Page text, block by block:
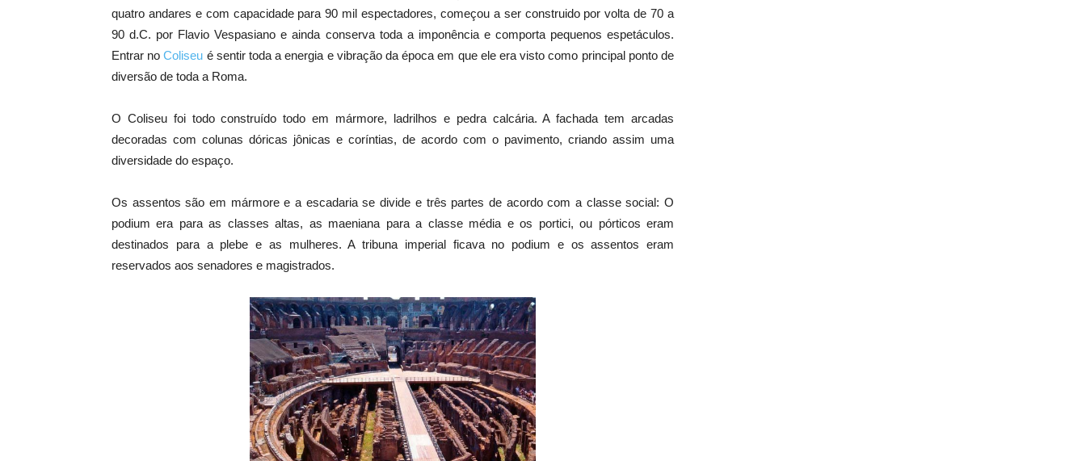
quatro andares e com capacidade para 90 mil espectadores, começou a ser construido por volta de 70 a
90 d.C. por Flavio Vespasiano e ainda conserva toda a imponência e comporta pequenos espetáculos.
Entrar noColiseu é sentir toda a energia e vibração da época em que ele era visto como principal ponto de
diversão de toda a Roma.
O Coliseu foi todo construído todo em mármore, ladrilhos e pedra calcária. A fachada tem arcadas
decoradas com colunas dóricas jônicas e coríntias, de acordo com o pavimento, criando assim uma
diversidade do espaço.
Os assentos são em mármore e a escadaria se divide e três partes de acordo com a classe social: O
podium era para as classes altas, as maeniana para a classe média e os portici, ou pórticos eram
destinados para a plebe e as mulheres. A tribuna imperial ficava no podium e os assentos eram
reservados aos senadores e magistrados.